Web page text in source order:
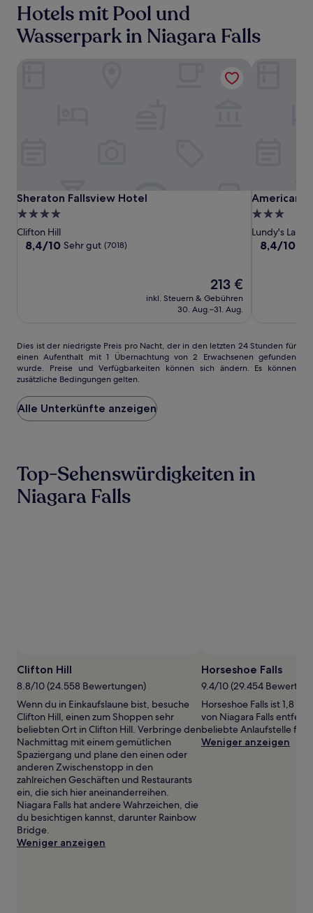
Hotels mit Pool und
Wasserpark in Niagara Falls
Sheraton
Fallsview
Hotel
Sheraton
Fallsview
Hotel
Sheraton Fallsview Hotel
Sheraton Fallsview Hotel
4.0-
Sterne-
Unterkunft
Clifton Hill
8.4
8,4/10 Sehr gut (7018)
Der
Preis
beträgt
213 €
inkl. Steuern & Gebühren
30. Aug.–31. Aug.
Sheraton Fallsview Hotel
Americana
Waterpark
Resort
and
Spa
Americana
Americana
3.0-
Sterne-
Unterkunft
Lundy's Lane
8.4
8,4/10
Americana
Dies
ist
der
niedrigste
Preis
pro
Nacht,
letzten
24 Stunden
für
ändern.
Es
zusätzliche
Bedingungen
gelten.
Dies ist der niedrigste Preis pro Nacht, der in den letzten 24 Stunden für
einen Aufenthalt mit 1 Übernachtung von 2 Erwachsenen gefunden
wurde. Preise und Verfügbarkeiten können sich ändern. Es können
zusätzliche Bedingungen gelten.
Alle Unterkünfte anzeigen
Top-Sehenswürdigkeiten in
Niagara Falls
Clifton Hill
8.8/10 (24.558 Bewertungen)
Wenn du in Einkaufslaune bist, besuche
Clifton Hill, einen zum Shoppen sehr
beliebten Ort in Clifton Hill. Verbringe den
Nachmittag mit einem gemütlichen
Spaziergang und plane den einen oder
anderen Zwischenstopp in den
zahlreichen Geschäften und Restaurants
ein, die sich hier aneinanderreihen.
Niagara Falls hat andere Wahrzeichen, die
du besichtigen kannst, darunter Rainbow
Bridge.
Weniger anzeigen
Horseshoe Falls
9.4/10 (29.454
Horseshoe Falls ist 1,8
von Niagara Falls
beliebte Anlaufstelle für
Weniger anzeigen